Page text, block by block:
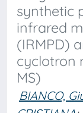
synthetic
infrared
(IRMPD)
cyclotron
MS)
BIANCO,